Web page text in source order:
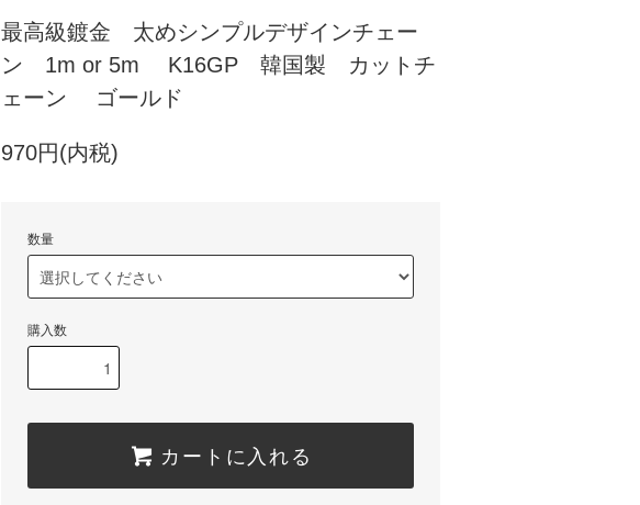
最高級鍍金 太めシンプルデザインチェー
ン 1m or 5m K16GP 韓国製 カットチ
ェーン ゴールド
970円(内税)
数量
購入数
カートに入れる